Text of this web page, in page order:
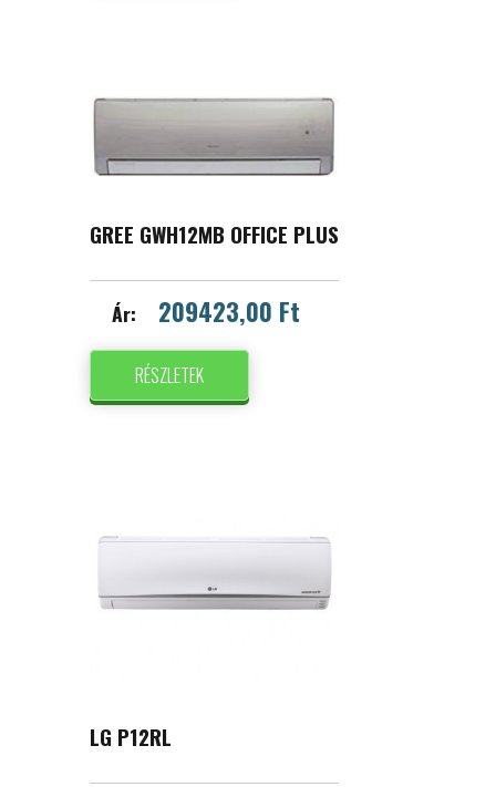
GREE GWH12MB OFFICE PLUS
Ár: 209423,00 Ft
RÉSZLETEK
LG P12RL